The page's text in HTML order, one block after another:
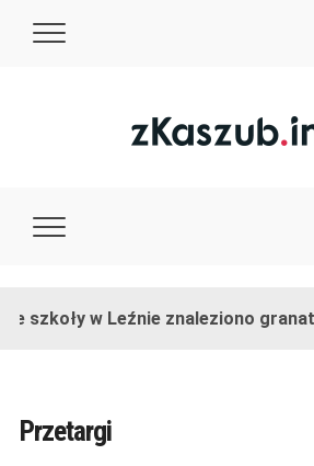
szkoły w Leźnie znaleziono granat!
Przetargi